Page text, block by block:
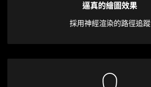
逼真的繪圖效果
採用神經渲染的路徑追蹤